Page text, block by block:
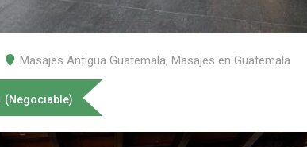
Masajes Antigua Guatemala, Masajes en Guatemala
(Negociable)